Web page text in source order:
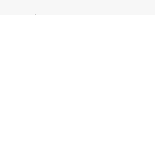
¿Cuántas veces, en tu